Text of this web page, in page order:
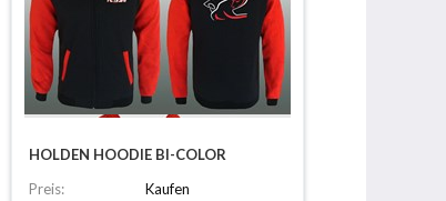
HOLDEN HOODIE BI-COLOR
Preis:
Kaufen